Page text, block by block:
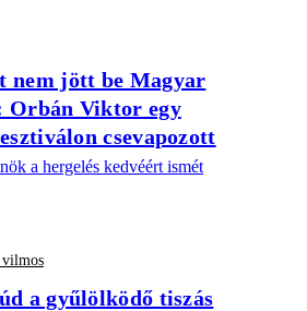
nem jött be Magyar
Orbán Viktor egy
csevapozott
a hergelés kedvéért ismét
vilmos
a gyűlölködő tiszás